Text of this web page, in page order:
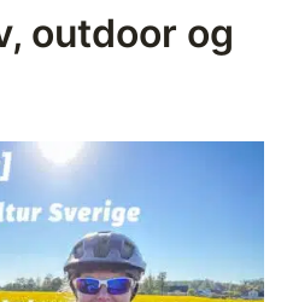
outdoor og